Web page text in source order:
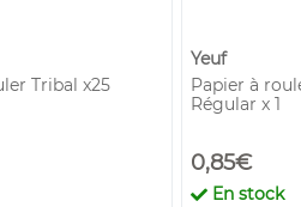
Tribal x25
Yeuf
Papier à
Régular x 1
0,85€
En stock